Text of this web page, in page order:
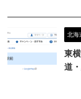
北海
東
道